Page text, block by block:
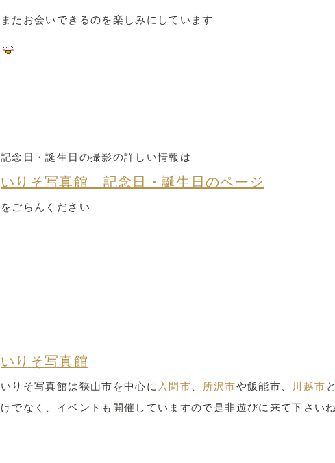
またお会いできるのを楽しみにしています
記念日・誕生日の撮影の詳しい情報は
いりそ写真館 記念日・誕生日のページ
をごらんください
いりそ写真館
いりそ写真館は狭山市を中心に 入間市 所沢市や飯能市、 川越市
けでなく、イベントも開催していますので是非遊びに来て下さいね